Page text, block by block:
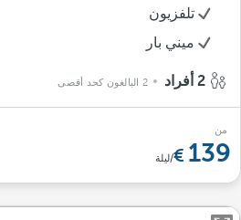
تلفزيون
ميني بار
2 البالغون كحد أقصى
من
139 /ليلة